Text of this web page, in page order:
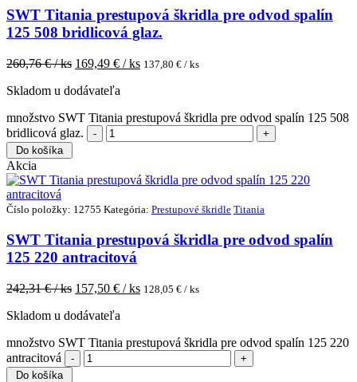
SWT Titania prestupová škridla pre odvod spalín
125 508 bridlicová glaz.
260,76€ / ks 169,49 € / ks 137,80 € / ks
Skladom u dodávateľa
množstvo SWT Titania prestupová škridla pre odvod spalín 125 508
bridlicová glaz.
Do košíka
Akcia
Číslo položky: 12755 Kategória: Prestupové škridle Titania
SWT Titania prestupová škridla pre odvod spalín
125 220 antracitová
242,31€ / ks 157,50 € / ks 128,05 € / ks
Skladom u dodávateľa
množstvo SWT Titania prestupová škridla pre odvod spalín 125 220
antracitová
Do košíka